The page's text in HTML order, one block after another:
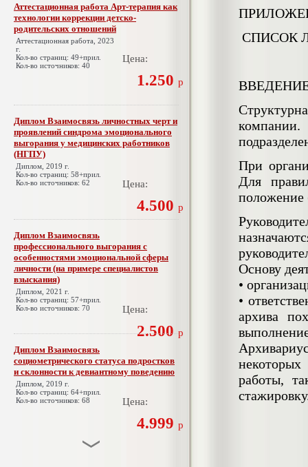
Аттестационная работа Арт-терапия как
технологии коррекции детско-
родительских отношений
Аттестационная работа, 2023
г.
Кол-во страниц: 49+прил.
Кол-во источников: 40
Цена:
1.250 р
Диплом Взаимосвязь личностных черт и
проявлений синдрома эмоционального
выгорания у медицинских работников
(НГПУ)
Диплом, 2019 г.
Кол-во страниц: 58+прил.
Кол-во источников: 62
Цена:
4.500 р
Диплом Взаимосвязь
профессионального выгорания с
особенностями эмоциональной сферы
личности (на примере специалистов
взыскания)
Диплом, 2021 г.
Кол-во страниц: 57+прил.
Кол-во источников: 70
Цена:
2.500 р
Диплом Взаимосвязь
социометрического статуса подростков
и склонности к девиантному поведению
Диплом, 2019 г.
Кол-во страниц: 64+прил.
Кол-во источников: 68
Цена:
4.999 р
СПИСОК
компании.
При
Для
положение
Основу
•
•
архива
работы,